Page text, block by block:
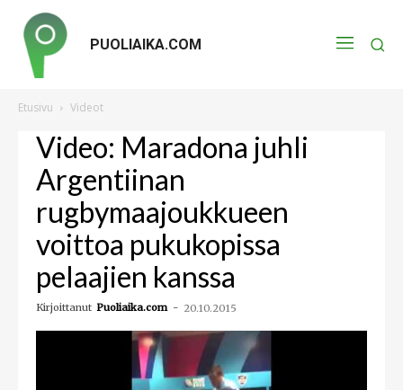
PUOLIAIKA.COM
Etusivu Videot
Video: Maradona juhli
Argentiinan
rugbymaajoukkueen
voittoa pukukopissa
pelaajien kanssa
Kirjoittanut Puoliaika.com - 20.10.2015